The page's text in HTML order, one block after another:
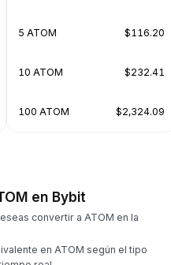
5 ATOM $116.20
10 ATOM $232.41
100 ATOM $2,324.09
en Bybit
convertir a ATOM en la
en ATOM según el tipo